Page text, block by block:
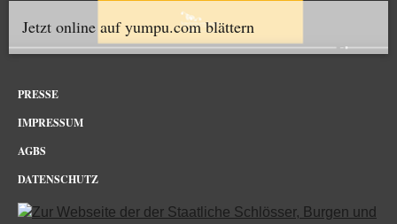
Jetzt online auf yumpu.com blättern
PRESSE
IMPRESSUM
AGBS
DATENSCHUTZ